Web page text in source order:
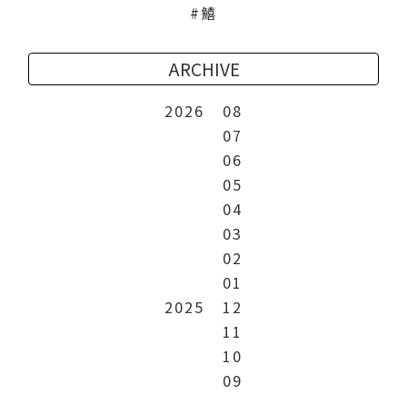
鱚
ARCHIVE
2026
08
07
06
05
04
03
02
01
2025
12
11
10
09